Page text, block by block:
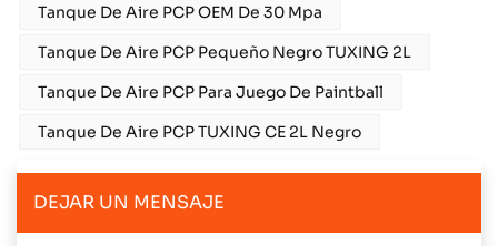
Tanque De Aire PCP OEM De 30 Mpa
Tanque De Aire PCP Pequeño Negro TUXING 2L
Tanque De Aire PCP Para Juego De Paintball
Tanque De Aire PCP TUXING CE 2L Negro
DEJAR UN MENSAJE